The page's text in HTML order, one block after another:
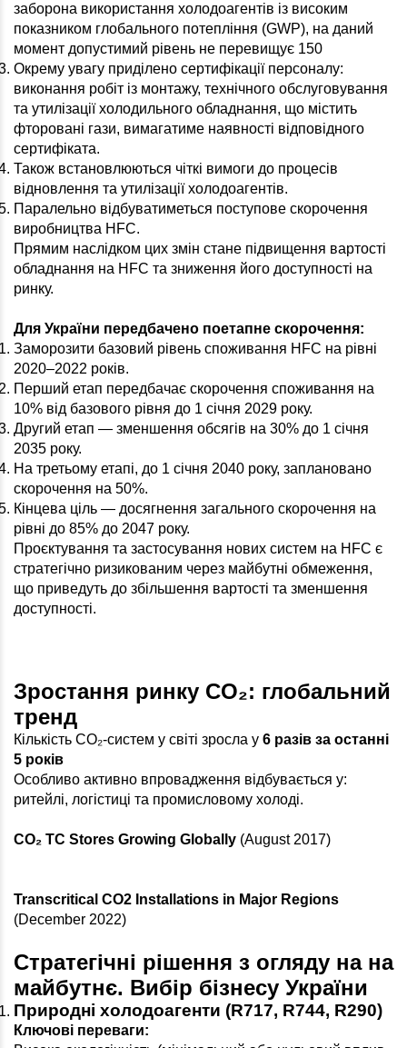
заборона використання холодоагентів із високим
показником глобального потепління (GWP), на даний
момент допустимий рівень не перевищує 150
Окрему увагу приділено сертифікації персоналу:
виконання робіт із монтажу, технічного обслуговування
та утилізації холодильного обладнання, що містить
фторовані гази, вимагатиме наявності відповідного
сертифіката.
Також встановлюються чіткі вимоги до процесів
відновлення та утилізації холодоагентів.
Паралельно відбуватиметься поступове скорочення
виробництва HFC.
Прямим наслідком цих змін стане підвищення вартості
обладнання на HFC та зниження його доступності на
ринку.
Для України передбачено поетапне скорочення:
Заморозити базовий рівень споживання HFC на рівні
2020–2022 років.
Перший етап передбачає скорочення споживання на
10% від базового рівня до 1 січня 2029 року.
Другий етап — зменшення обсягів на 30% до 1 січня
2035 року.
На третьому етапі, до 1 січня 2040 року, заплановано
скорочення на 50%.
Кінцева ціль — досягнення загального скорочення на
рівні до 85% до 2047 року.
Проєктування та застосування нових систем на HFC є
стратегічно ризикованим через майбутні обмеження,
що приведуть до збільшення вартості та зменшення
доступності.
Зростання ринку CO₂: глобальний
тренд
Кількість CO₂-систем у світі зросла у 6 разів за останні
5 років
Особливо активно впровадження відбувається у:
ритейлі, логістиці та промисловому холоді.
CO₂ TC Stores Growing Globally (August 2017)
Transcritical CO2 Installations in Major Regions
(December 2022)
Стратегічні рішення з огляду на на
майбутнє. Вибір бізнесу України
Природні холодоагенти (R717, R744, R290)
Ключові переваги: